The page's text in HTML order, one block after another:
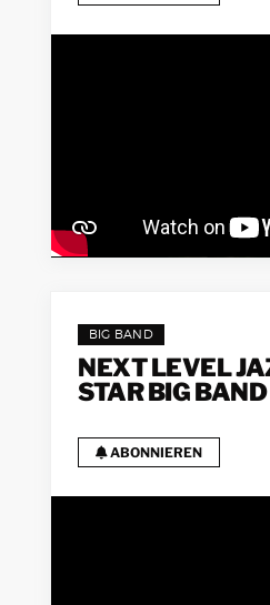
BIG BAND
NEXT LEVEL
STAR BIG
OCEAN (LIVE)
ABONNIEREN